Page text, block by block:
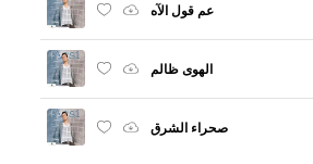
عم قول الآه
الهوى ظالم
صحراء الشرق